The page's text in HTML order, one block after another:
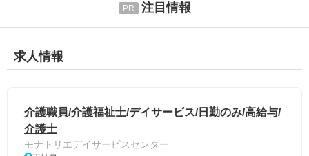
注目情報
求人情報
介護職員/介護福祉士/デイサービス/日勤のみ/高給与/
介護士
モナトリエデイサービスセンター